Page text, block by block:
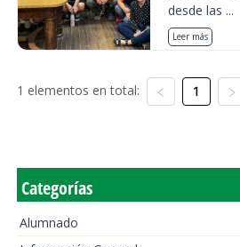
desde las ...
Leer más
1 elementos en total: 1
Categorías
Alumnado